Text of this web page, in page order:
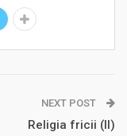
NEXT POST
Religia fricii (II)